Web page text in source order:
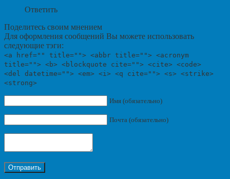
Ответить
Поделитесь своим мнением
Для оформления сообщений Вы можете использовать
следующие тэги:
<a href="" title=""> <abbr title=""> <acronym
title=""> <b> <blockquote cite=""> <cite> <code>
<del datetime=""> <em> <i> <q cite=""> <s> <strike>
<strong>
Имя (обязательно)
Почта (обязательно)